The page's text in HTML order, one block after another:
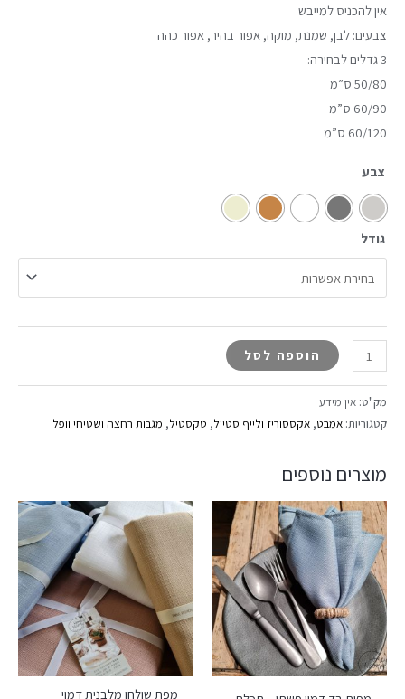
אין להכניס למייבש
צבעים: לבן, שמנת, מוקה, אפור בהיר, אפור כהה
3 גדלים לבחירה:
50/80 ס”מ
60/90 ס”מ
60/120 ס”מ
צבע
גודל
הוספה לסל
מק"ט: אין מידע
קטגוריות: אמבט, אקססוריז ולייף סטייל, טקסטיל, מגבות רחצה ושטיחי וופל
מוצרים נוספים
מפת שולחן מלבנית דמוי